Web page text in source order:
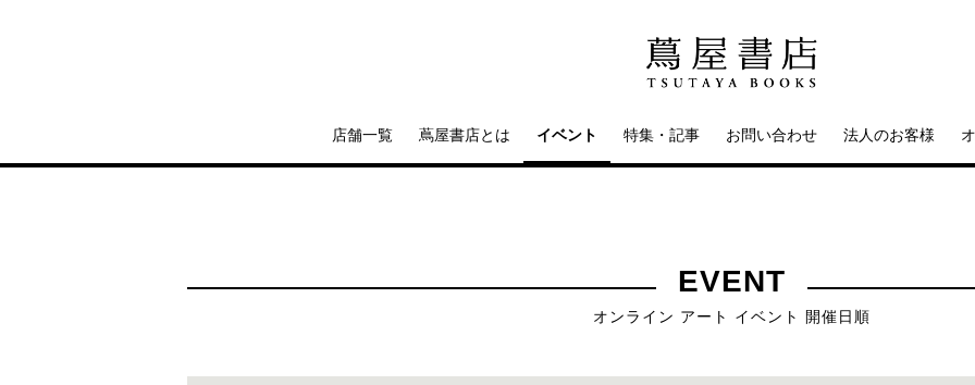
店舗一覧 蔦屋書店とは イベント 特集・記事 お問い合わせ 法人のお客様
EVENT
オンライン アート イベント 開催日順